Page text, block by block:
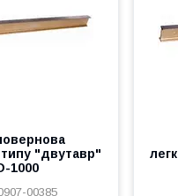
"двутавр"
1000
00385